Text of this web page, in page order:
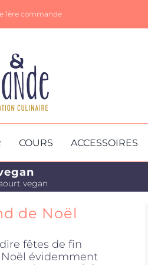
1ère commande
COURS ACCESSOIRES
vegan
de Noël
fêtes de fin
Noël évidemment